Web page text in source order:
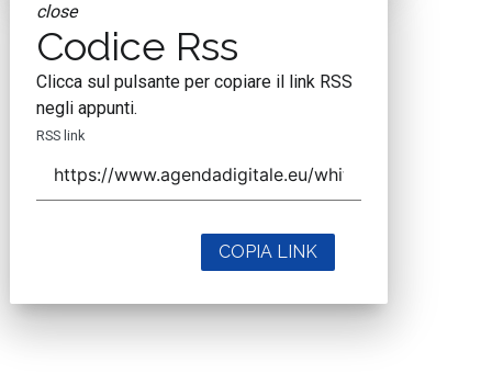
close
Codice Rss
Clicca sul pulsante per copiare il link RSS
negli appunti.
RSS link
COPIA LINK